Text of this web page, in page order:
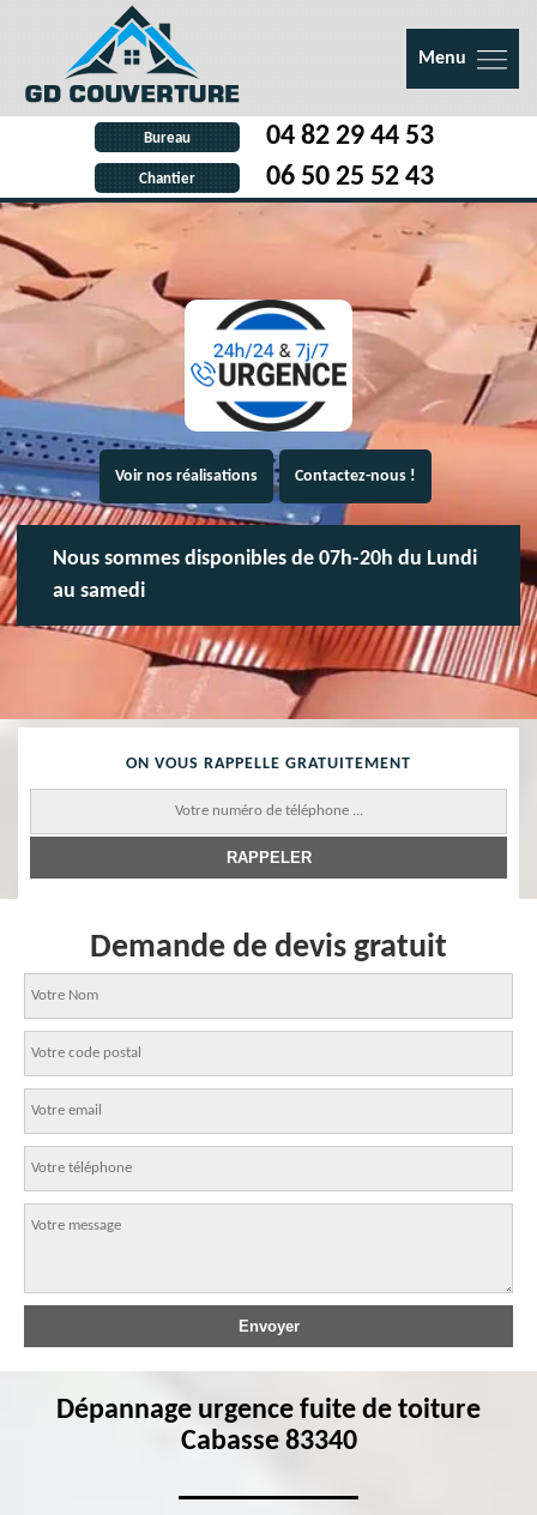
Menu
Bureau 04 82 29 44 53
Chantier 06 50 25 52 43
Voir nos réalisations Contactez-nous !
Nous sommes disponibles de 07h-20h du Lundi
au samedi
ON VOUS RAPPELLE GRATUITEMENT
Demande de devis gratuit
Dépannage urgence fuite de toiture
Cabasse 83340